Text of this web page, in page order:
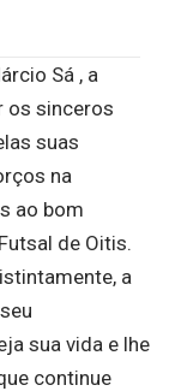
Sá , a
os sinceros
suas
na
ao bom
de Oitis.
a
sua vida e lhe
continue